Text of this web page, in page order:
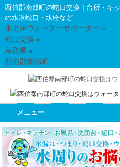
西伯郡南部町の蛇口交換｜台所・キ
の水道蛇口・水栓など
水道屋ウォーターサポーター »
蛇口交換 »
鳥取県 »
西伯郡南部町
メニュー